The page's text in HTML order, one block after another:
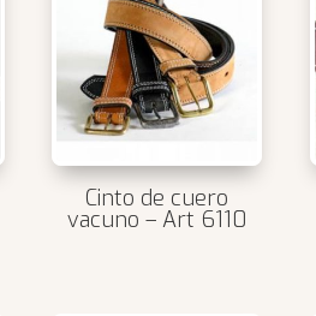
Cinto de cuero
vacuno – Art 6110